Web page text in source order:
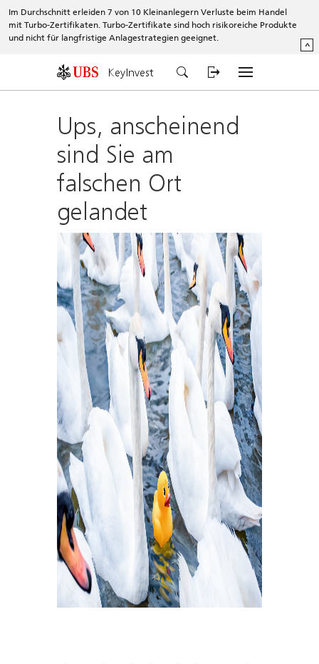
Im Durchschnitt erleiden 7 von 10 Kleinanlegern Verluste beim Handel
mit Turbo-Zertifikaten. Turbo-Zertifikate sind hoch risikoreiche Produkte
und nicht für langfristige Anlagestrategien geeignet.
^
KeyInvest
Ups, anscheinend
sind Sie am
falschen Ort
gelandet